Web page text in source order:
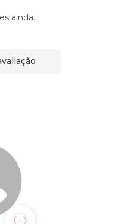
ainda.